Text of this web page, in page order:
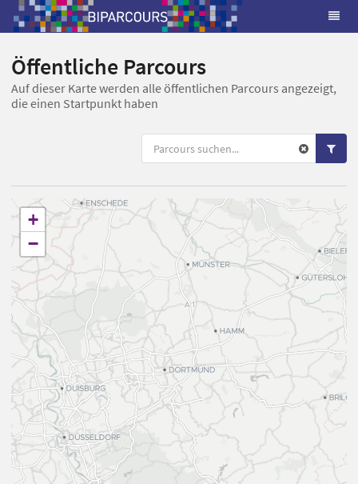
Öffentliche Parcours
Auf dieser Karte werden alle öffentlichen Parcours angezeigt,
die einen Startpunkt haben
+
−